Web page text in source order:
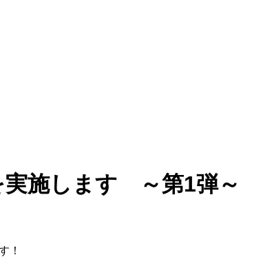
実施します ～第1弾～
！